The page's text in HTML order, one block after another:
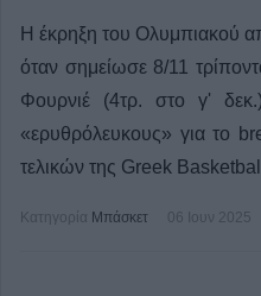
Η έκρηξη του Ολυμπιακού
όταν σημείωσε 8/11
Φουρνιέ (4τρ. στο γ'
«ερυθρόλευκους» για το
τελικών της Greek
Κατηγορία Μπάσκετ 06 Ιουν 2025